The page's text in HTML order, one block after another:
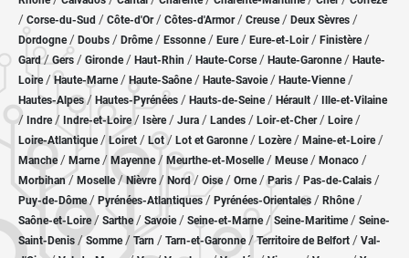
/ Corse-du-Sud / Côte-d'Or / Côtes-d'Armor/ Creuse/ Deux Sèvres /
Dordogne/ Doubs / Drôme/ Essonne / Eure/ Eure-et-Loir / Finistère/
Gard/Gers / Gironde/ Haut-Rhin / Haute-Corse/ Haute-Garonne/ Haute-
Loire/Haute-Marne/ Haute-Saône/ Haute-Savoie/ Haute-Vienne/
Hautes-Alpes/ Hautes-Pyrénées / Hauts-de-Seine/ Hérault / Ille-et-Vilaine
/ Indre/ Indre-et-Loire/ Isère/ Jura / Landes / Loir-et-Cher/ Loire/
Loire-Atlantique/ Loiret / Lot/ Lot et Garonne/ Lozère / Maine-et-Loire/
Manche/ Marne/ Mayenne/ Meurthe-et-Moselle/ Meuse/ Monaco /
Morbihan/ Moselle/ Nièvre / Nord/ Oise / Orne/Paris / Pas-de-Calais /
Puy-de-Dôme/ Pyrénées-Atlantiques / Pyrénées-Orientales / Rhône/
Saône-et-Loire/ Sarthe/ Savoie/ Seine-et-Marne/ Seine-Maritime/ Seine-
Saint-Denis /Somme/ Tarn / Tarn-et-Garonne/Territoire de Belfort / Val-